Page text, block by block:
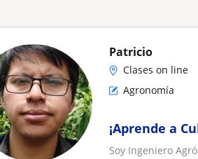
Patricio
Clases on line
Agronomía
¡Aprende a
Soy Ingeniero